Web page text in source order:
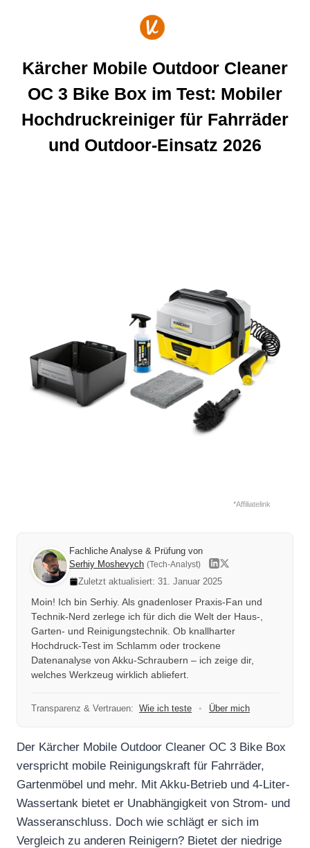
Kärcher Mobile Outdoor Cleaner
OC 3 Bike Box im Test: Mobiler
Hochdruckreiniger für Fahrräder
und Outdoor-Einsatz 2026
*Affiliatelink
Fachliche Analyse & Prüfung von
Serhiy Moshevych (Tech-Analyst)
Zuletzt aktualisiert: 31. Januar 2025
Moin! Ich bin Serhiy. Als gnadenloser Praxis-Fan und
Technik-Nerd zerlege ich für dich die Welt der Haus-,
Garten- und Reinigungstechnik. Ob knallharter
Hochdruck-Test im Schlamm oder trockene
Datenanalyse von Akku-Schraubern – ich zeige dir,
welches Werkzeug wirklich abliefert.
Transparenz & Vertrauen: Wie ich teste • Über mich
Der Kärcher Mobile Outdoor Cleaner OC 3 Bike Box
verspricht mobile Reinigungskraft für Fahrräder,
Gartenmöbel und mehr. Mit Akku-Betrieb und 4-Liter-
Wassertank bietet er Unabhängigkeit von Strom- und
Wasseranschluss. Doch wie schlägt er sich im
Vergleich zu anderen Reinigern? Bietet der niedrige